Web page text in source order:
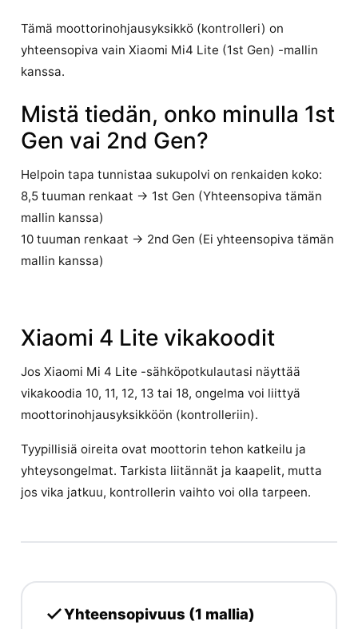
Tämä moottorinohjausyksikkö (kontrolleri) on
yhteensopiva vain Xiaomi Mi4 Lite (1st Gen) -mallin
kanssa.
Mistä tiedän, onko minulla 1st
Gen vai 2nd Gen?
Helpoin tapa tunnistaa sukupolvi on renkaiden koko:
8,5 tuuman renkaat → 1st Gen (Yhteensopiva tämän
mallin kanssa)
10 tuuman renkaat → 2nd Gen (Ei yhteensopiva tämän
mallin kanssa)
Xiaomi 4 Lite vikakoodit
Jos Xiaomi Mi 4 Lite -sähköpotkulautasi näyttää
vikakoodia 10, 11, 12, 13 tai 18, ongelma voi liittyä
moottorinohjausyksikköön (kontrolleriin).
Tyypillisiä oireita ovat moottorin tehon katkeilu ja
yhteysongelmat. Tarkista liitännät ja kaapelit, mutta
jos vika jatkuu, kontrollerin vaihto voi olla tarpeen.
Yhteensopivuus (1 mallia)